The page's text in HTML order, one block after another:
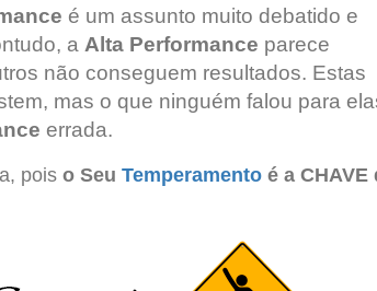
é um assunto muito debatido e
a Alta Performance parece
não conseguem resultados. Estas
mas o que ninguém falou para
errada.
pois o Seu Temperamento é a CHAVE